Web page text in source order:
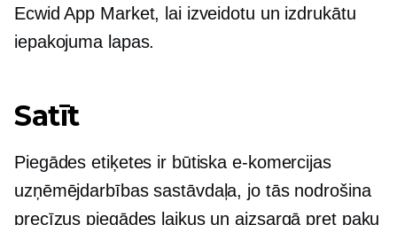
Ecwid App Market, lai izveidotu un izdrukātu
iepakojuma lapas.
Satīt
Piegādes etiķetes ir būtiska e-komercijas
uzņēmējdarbības sastāvdaļa, jo tās nodrošina
precīzus piegādes laikus un aizsargā pret paku